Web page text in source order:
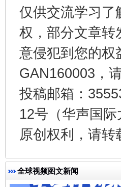
仅供交流学习了
权，部分文章转
意侵犯到您的权
GAN160003，
投稿邮箱：
12号（华声国
原创权利，请
全球视频图文新闻
受贿1.44亿！段成刚被
全民健身五年计划来了！